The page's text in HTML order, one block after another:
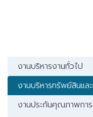
งานบริหารงานทั่วไป
งานบริหารทรัพย์สินแล
งานประกันคุณภาพกา